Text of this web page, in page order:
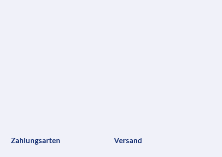
Zahlungsarten Versand